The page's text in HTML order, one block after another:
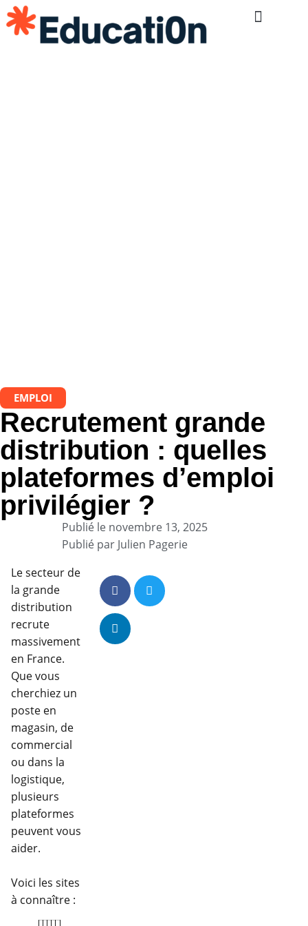
EMPLOI
Recrutement grande
distribution : quelles
plateformes d’emploi
privilégier ?
Publié le novembre 13, 2025
Publié par Julien Pagerie
Le secteur de
la grande
distribution
recrute
massivement
en France.
Que vous
cherchiez un
poste en
magasin, de
commercial
ou dans la
logistique,
plusieurs
plateformes
peuvent vous
aider.
Voici les sites
à connaître :